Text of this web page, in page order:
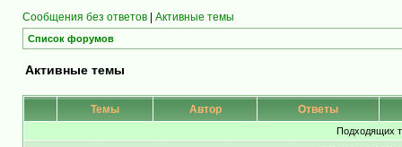
Сообщения без ответов | Активные темы
Список форумов
Активные темы
Темы Автор Ответы
Подходящих